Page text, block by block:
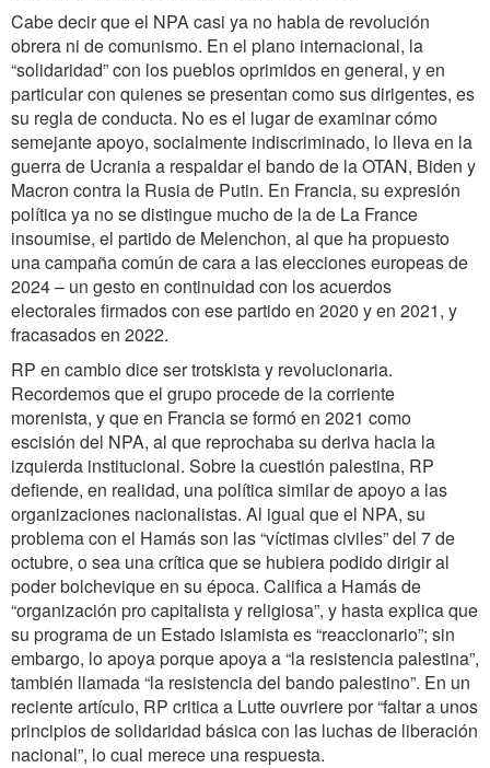
Cabe decir que el NPA casi ya no habla de revolución
obrera ni de comunismo. En el plano internacional, la
“solidaridad” con los pueblos oprimidos en general, y en
particular con quienes se presentan como sus dirigentes, es
su regla de conducta. No es el lugar de examinar cómo
semejante apoyo, socialmente indiscriminado, lo lleva en la
guerra de Ucrania a respaldar el bando de la OTAN, Biden y
Macron contra la Rusia de Putin. En Francia, su expresión
política ya no se distingue mucho de la de La France
insoumise, el partido de Melenchon, al que ha propuesto
una campaña común de cara a las elecciones europeas de
2024 – un gesto en continuidad con los acuerdos
electorales firmados con ese partido en 2020 y en 2021, y
fracasados en 2022.
RP en cambio dice ser trotskista y revolucionaria.
Recordemos que el grupo procede de la corriente
morenista, y que en Francia se formó en 2021 como
escisión del NPA, al que reprochaba su deriva hacia la
izquierda institucional. Sobre la cuestión palestina, RP
defiende, en realidad, una política similar de apoyo a las
organizaciones nacionalistas. Al igual que el NPA, su
problema con el Hamás son las “víctimas civiles” del 7 de
octubre, o sea una crítica que se hubiera podido dirigir al
poder bolchevique en su época. Califica a Hamás de
“organización pro capitalista y religiosa”, y hasta explica que
su programa de un Estado islamista es “reaccionario”; sin
embargo, lo apoya porque apoya a “la resistencia palestina”,
también llamada “la resistencia del bando palestino”. En un
reciente artículo, RP critica a Lutte ouvriere por “faltar a unos
principios de solidaridad básica con las luchas de liberación
nacional”, lo cual merece una respuesta.